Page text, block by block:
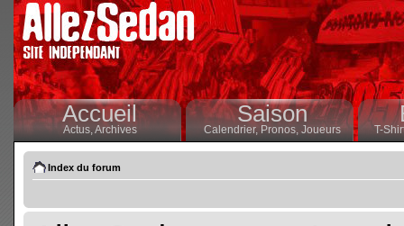
Accueil
Actus,Archives
Saison
Calendrier,Pronos, Joueurs T-
Index du forum